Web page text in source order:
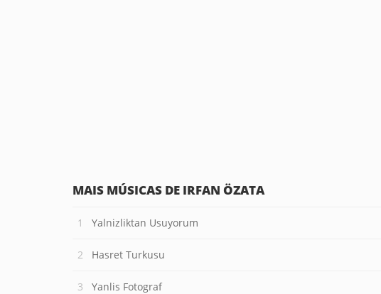
MAIS MÚSICAS DE IRFAN ÖZATA
Yalnizliktan Usuyorum
Hasret Turkusu
Yanlis Fotograf